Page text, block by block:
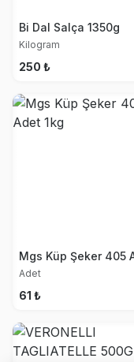
Bi Dal Salça 1350g
Kilogram
250 ₺
Adet
61 ₺